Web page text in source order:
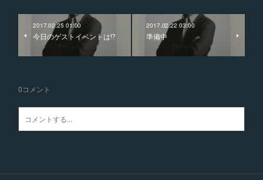
2017.02.25 01:00
今日のゲストイベントは⁉️
2017.02.22 03:00
準備中
0コメント